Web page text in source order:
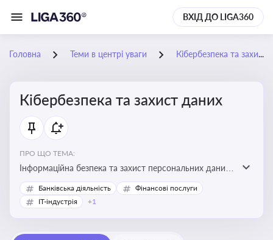
ВХІД ДО LIGA360
Головна Теми в центрі уваги Кібербезпека та захист даних
Кібербезпека та захист даних
ПРО ЩО ТЕМА:
Інформаційна безпека та захист персональних даних
на підприємстві
Банківська діяльність
Фінансові послуги
IT-індустрія
+1